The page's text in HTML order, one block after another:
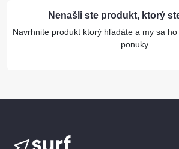
Nenašli ste produkt, ktorý
Navrhnite produkt ktorý hľadáte a my sa
ponuky